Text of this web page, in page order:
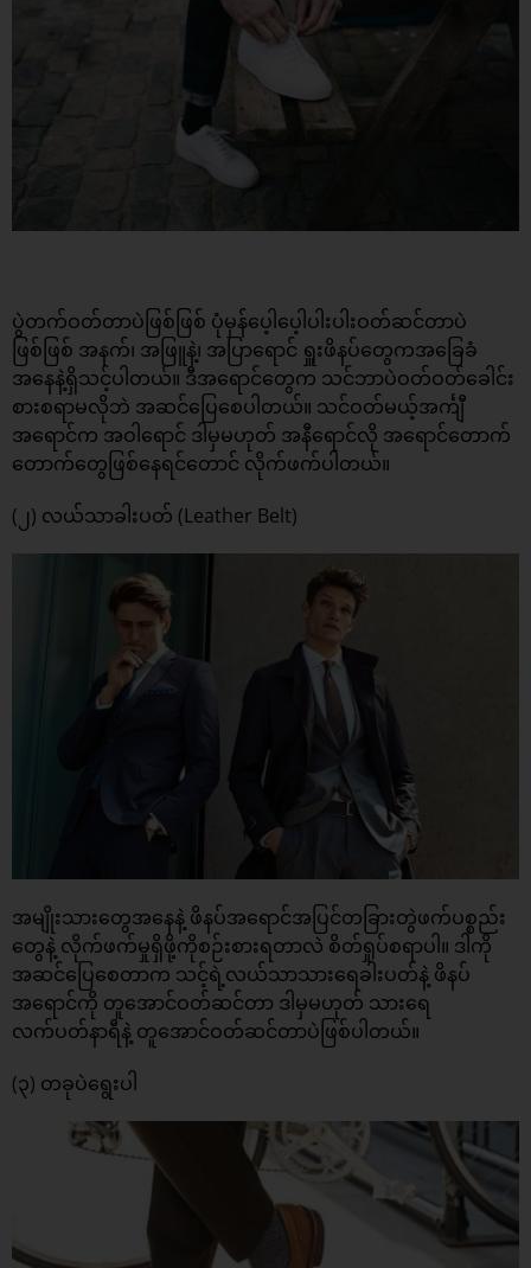
ပွဲတက်ဝတ်တာပဲဖြစ်ဖြစ် ပုံမှန်ပေ့ါပေ့ါပါးပါးဝတ်ဆင်တာပဲ
ဖြစ်ဖြစ် အနက်၊ အဖြူနဲ့၊ အပြာရောင် ရှူးဖိနပ်တွေကအခြေခံ
အနေနဲ့ရှိသင့်ပါတယ်။ ဒီအရောင်တွေက သင်ဘာပဲဝတ်ဝတ်ခေါင်း
စားစရာမလိုဘဲ အဆင်ပြေစေပါတယ်။ သင်ဝတ်မယ့်အင်္ကျီ
အရောင်က အဝါရောင် ဒါမှမဟုတ် အနီရောင်လို အရောင်တောက်
တောက်တွေဖြစ်နေရင်တောင် လိုက်ဖက်ပါတယ်။
(၂) လယ်သာခါးပတ် (Leather Belt)
အမျိုးသားတွေအနေနဲ့ ဖိနပ်အရောင်အပြင်တခြားတွဲဖက်ပစ္စည်း
တွေနဲ့ လိုက်ဖက်မှုရှိဖို့ကိုစဉ်းစားရတာလဲ စိတ်ရှုပ်စရာပါ။ ဒါကို
အဆင်ပြေစေတာက သင့်ရဲ့လယ်သာသားရေခါးပတ်နဲ့ ဖိနပ်
အရောင်ကို တူအောင်ဝတ်ဆင်တာ ဒါမှမဟုတ် သားရေ
လက်ပတ်နာရီနဲ့ တူအောင်ဝတ်ဆင်တာပဲဖြစ်ပါတယ်။
(၃) တခုပဲရွေးပါ